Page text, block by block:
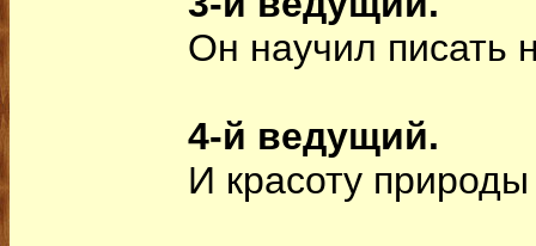
Он научил писать
4-й ведущий.
И красоту